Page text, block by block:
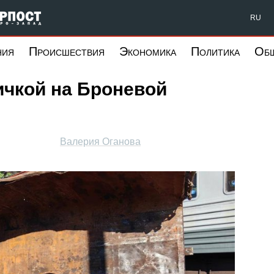
Форпост Северо-Запад RU
Происшествия Экономика Политика
на Броневой
Валерия Оганова